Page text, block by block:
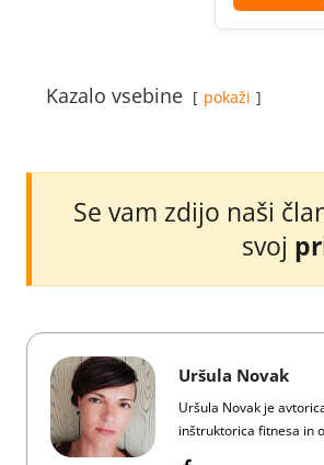
Kazalo vsebine pokaži
Se vam zdijo naši
svoj
Uršula Novak
Uršula Novak je
inštruktorica fitnesa in